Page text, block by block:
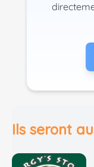
Ils seront